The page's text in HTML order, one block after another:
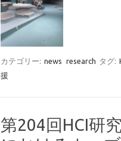
カテゴリー: news research タグ:
援
第204回HCI研